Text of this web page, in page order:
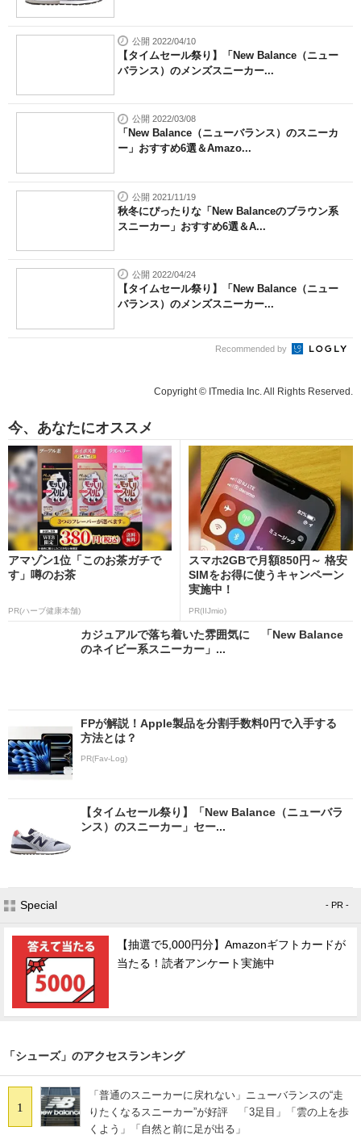
公開 2022/04/10
【タイムセール祭り】「New Balance（ニュー
バランス）のメンズスニーカー...
公開 2022/03/08
「New Balance（ニューバランス）のスニーカ
ー」おすすめ6選＆Amazo...
公開 2021/11/19
秋冬にぴったりな「New Balanceのブラウン系
スニーカー」おすすめ6選＆A...
公開 2022/04/24
【タイムセール祭り】「New Balance（ニュー
バランス）のメンズスニーカー...
Recommended by
Copyright © ITmedia Inc. All Rights Reserved.
今、あなたにオススメ
アマゾン1位「このお茶ガチで
す」噂のお茶
PR(ハーブ健康本舗)
スマホ2GBで月額850円～ 格安
SIMをお得に使うキャンペーン
実施中！
PR(IIJmio)
カジュアルで落ち着いた雰囲気に 「New Balance
のネイビー系スニーカー」...
FPが解説！Apple製品を分割手数料0円で入手する
方法とは？
PR(Fav-Log)
【タイムセール祭り】「New Balance（ニューバラ
ンス）のスニーカー」セー...
Special - PR -
【抽選で5,000円分】Amazonギフトカードが
当たる！読者アンケート実施中
「シューズ」のアクセスランキング
1
「普通のスニーカーに戻れない」ニューバランスの“走
りたくなるスニーカー”が好評 「3足目」「雲の上を歩
くよう」「自然と前に足が出る」